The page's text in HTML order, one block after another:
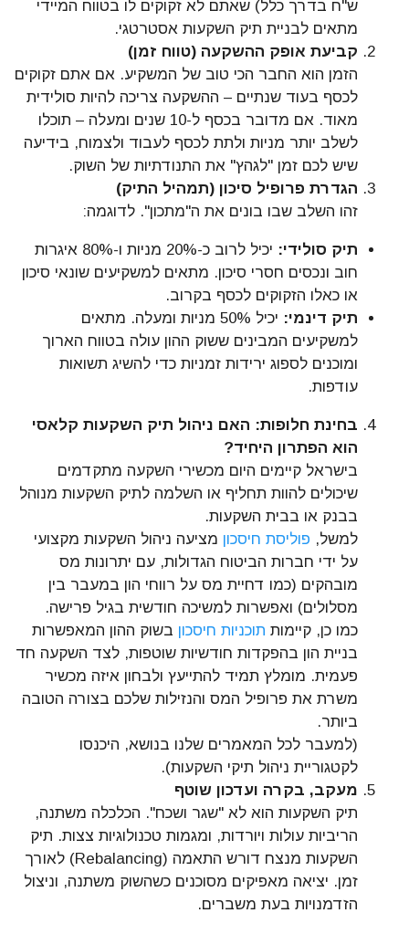
ש"ח בדרך כלל) שאתם לא זקוקים לו בטווח המיידי
מתאים לבניית תיק השקעות אסטרטגי.
קביעת אופק ההשקעה (טווח זמן)
הזמן הוא החבר הכי טוב של המשקיע. אם אתם זקוקים
לכסף בעוד שנתיים – ההשקעה צריכה להיות סולידית
מאוד. אם מדובר בכסף ל-10 שנים ומעלה – תוכלו
לשלב יותר מניות ולתת לכסף לעבוד ולצמוח, בידיעה
שיש לכם זמן "לגהץ" את התנודתיות של השוק.
הגדרת פרופיל סיכון (תמהיל התיק)
זהו השלב שבו בונים את ה"מתכון". לדוגמה:
תיק סולידי:
יכיל לרוב כ-20% מניות ו-80% איגרות
חוב ונכסים חסרי סיכון. מתאים למשקיעים שונאי סיכון
או כאלו הזקוקים לכסף בקרוב.
תיק דינמי:
יכיל 50% מניות ומעלה. מתאים
למשקיעים המבינים ששוק ההון עולה בטווח הארוך
ומוכנים לספוג ירידות זמניות כדי להשיג תשואות
עודפות.
בחינת חלופות: האם ניהול תיק השקעות קלאסי
הוא הפתרון היחיד?
בישראל קיימים היום מכשירי השקעה מתקדמים
שיכולים להוות תחליף או השלמה לתיק השקעות מנוהל
בבנק או בבית השקעות.
למשל, פוליסת חיסכון מציעה ניהול השקעות מקצועי
על ידי חברות הביטוח הגדולות, עם יתרונות מס
מובהקים (כמו דחיית מס על רווחי הון במעבר בין
מסלולים) ואפשרות למשיכה חודשית בגיל פרישה.
כמו כן, קיימות תוכניות חיסכון בשוק ההון המאפשרות
בניית הון בהפקדות חודשיות שוטפות, לצד השקעה חד
פעמית. מומלץ תמיד להתייעץ ולבחון איזה מכשיר
משרת את פרופיל המס והנזילות שלכם בצורה הטובה
ביותר.
(למעבר לכל המאמרים שלנו בנושא, היכנסו
לקטגוריית ניהול תיקי השקעות).
מעקב, בקרה ועדכון שוטף
תיק השקעות הוא לא "שגר ושכח". הכלכלה משתנה,
הריביות עולות ויורדות, ומגמות טכנולוגיות צצות. תיק
השקעות מנצח דורש התאמה (Rebalancing) לאורך
זמן. יציאה מאפיקים מסוכנים כשהשוק משתנה, וניצול
הזדמנויות בעת משברים.